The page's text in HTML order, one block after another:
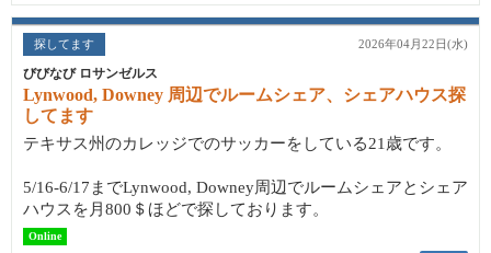
探してます 2026年04月22日(水)
びびなび ロサンゼルス
Lynwood, Downey 周辺でルームシェア、シェアハウス探
してます
テキサス州のカレッジでのサッカーをしている21歳です。
5/16-6/17までLynwood, Downey周辺でルームシェアとシェア
ハウスを月800＄ほどで探しております。
Online